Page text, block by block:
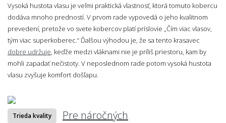
Vysoká hustota vlasu je veľmi praktická vlastnosť, ktorá tomuto kobercu
dodáva mnoho predností. V prvom rade vypovedá o jeho kvalitnom
prevedení, pretože vo svete kobercov platí príslovie „Čím viac vlasov,
tým viac superkoberec.“ Ďalšou výhodou je, že sa tento krasavec
dobre udržuje , keďže medzi vláknami nie je príliš priestoru, kam by
mohli zapadať nečistoty. V neposlednom rade potom vysoká hustota
vlasu zvyšuje komfort došľapu.
Trieda kvality Pre náročných